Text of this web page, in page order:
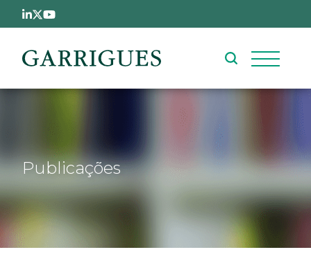
Passar para o conteúdo principal
Publicações